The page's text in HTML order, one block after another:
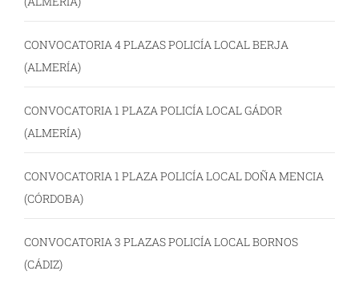
CONVOCATORIA 4 PLAZAS POLICÍA LOCAL BERJA
(ALMERÍA)
CONVOCATORIA 1 PLAZA POLICÍA LOCAL GÁDOR
(ALMERÍA)
CONVOCATORIA 1 PLAZA POLICÍA LOCAL DOÑA MENCIA
(CÓRDOBA)
CONVOCATORIA 3 PLAZAS POLICÍA LOCAL BORNOS
(CÁDIZ)